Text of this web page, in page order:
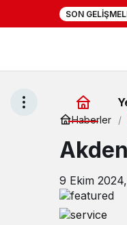
SON
Haberler
9 Ekim